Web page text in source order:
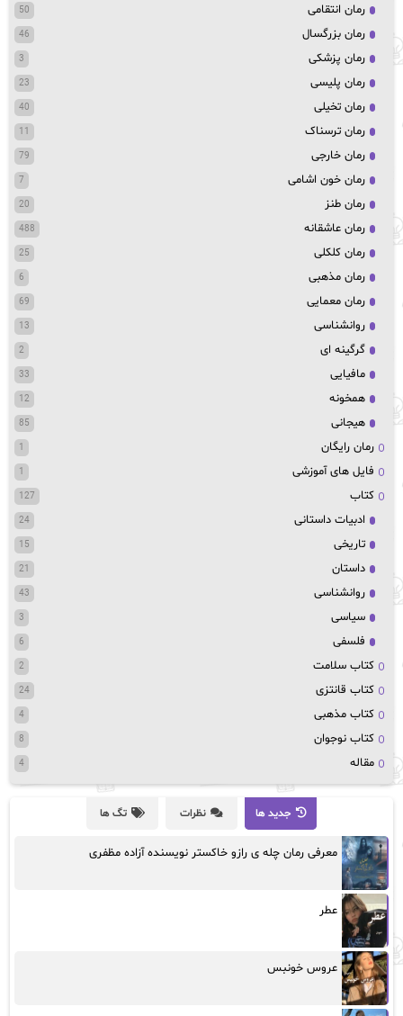
رمان انتقامی 50
رمان بزرگسال 46
رمان پزشکی 3
رمان پلیسی 23
رمان تخیلی 40
رمان ترسناک 11
رمان خارجی 79
رمان خون اشامی 7
رمان طنز 20
رمان عاشقانه 488
رمان کلکلی 25
رمان مذهبی 6
رمان معمایی 69
روانشناسی 13
گرگینه ای 2
مافیایی 33
همخونه 12
هیجانی 85
رمان رایگان 1
فایل های آموزشی 1
کتاب 127
ادبیات داستانی 24
تاریخی 15
داستان 21
روانشناسی 43
سیاسی 3
فلسفی 6
کتاب سلامت 2
کتاب قانتزی 24
کتاب مذهبی 4
کتاب نوجوان 8
مقاله 4
جدید ها نظرات تگ ها
معرفی رمان چله ی رازو خاکستر نویسنده آزاده مظفری
عطر
عروس خونبس